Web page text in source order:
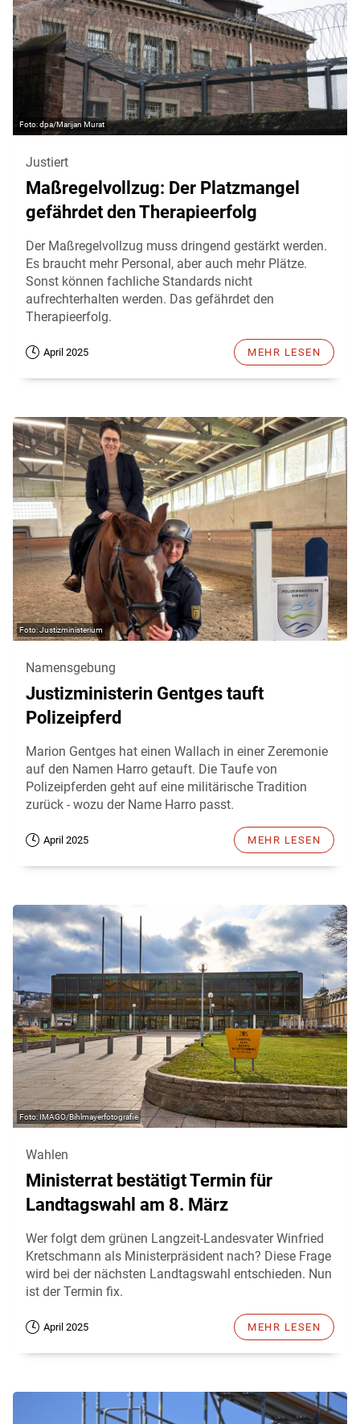
dpa/Marijan Murat
Justiert
Maßregelvollzug: Der Platzmangel
gefährdet den Therapieerfolg
Der Maßregelvollzug muss dringend gestärkt werden.
Es braucht mehr Personal, aber auch mehr Plätze.
Sonst können fachliche Standards nicht
aufrechterhalten werden. Das gefährdet den
Therapieerfolg.
April 2025 MEHR LESEN
Justizministerium
Namensgebung
Justizministerin Gentges tauft
Polizeipferd
Marion Gentges hat einen Wallach in einer Zeremonie
auf den Namen Harro getauft. Die Taufe von
Polizeipferden geht auf eine militärische Tradition
zurück - wozu der Name Harro passt.
April 2025 MEHR LESEN
IMAGO/Bihlmayerfotografie
Wahlen
Ministerrat bestätigt Termin für
Landtagswahl am 8. März
Wer folgt dem grünen Langzeit-Landesvater Winfried
Kretschmann als Ministerpräsident nach? Diese Frage
wird bei der nächsten Landtagswahl entschieden. Nun
ist der Termin fix.
April 2025 MEHR LESEN